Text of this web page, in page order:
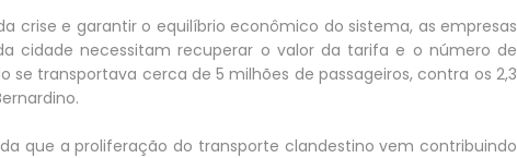
crise e garantir o equilíbrio econômico do sistema, as empresas
cidade necessitam recuperar o valor da tarifa e o número de
se transportava cerca de 5 milhões de passageiros, contra os 2,3
que a proliferação do transporte clandestino vem contribuindo